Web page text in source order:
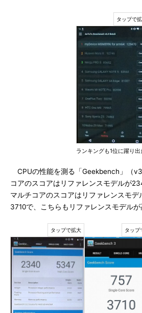
ランキングも1位に躍り出
CPUの性能を測る「Geekbench」（
コアのスコアはリファレンスモデルが
マルチコアのスコアはリファレンスモ
3710で、こちらもリファレンスモデルが